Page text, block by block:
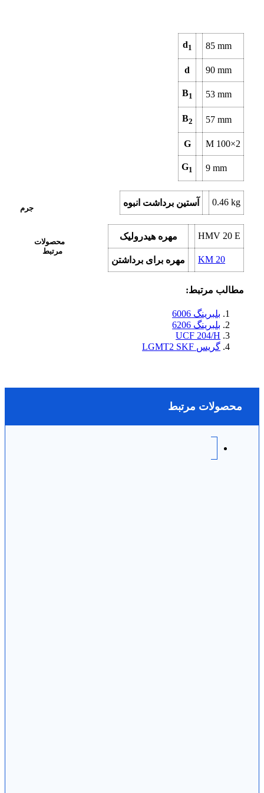
d1 85mm
d 90mm
B1 53mm
B2 57mm
G M 100×2
G1 9mm
جرم
آستین برداشت انبوه 0.46kg
محصولات
مرتبط
مهره هیدرولیک HMV 20 E
مهره برای برداشتن KM 20
مطالب مرتبط:
بلبرینگ 6006
بلبرینگ 6206
UCF 204/H
گریس LGMT2 SKF
محصولات مرتبط